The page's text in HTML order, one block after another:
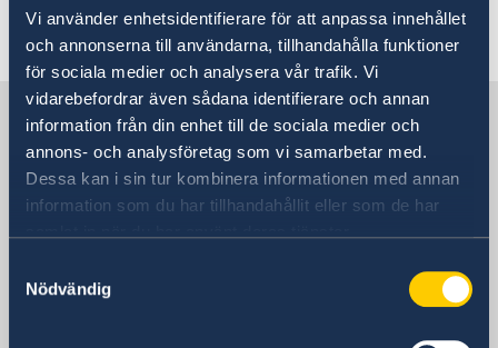
Vi använder enhetsidentifierare för att anpassa innehållet
och annonserna till användarna, tillhandahålla funktioner
för sociala medier och analysera vår trafik. Vi
vidarebefordrar även sådana identifierare och annan
information från din enhet till de sociala medier och
annons- och analysföretag som vi samarbetar med.
Dessa kan i sin tur kombinera informationen med annan
information som du har tillhandahållit eller som de har
Nödvändig
Ordinarie pass
Provisoriskt pass
Hjälp kring medborgarskap
Allmänna säkerhetsläget
Terrorism
Naturförhållanden och katastrofer
In- och utresebestämmelser
Hälso- och sjukvård
Lokala lagar och sedvänjor
Kriminalitet och personlig säkerhet
Trafiksäkerhet
Senast uppdaterad 25 maj 2026, 11.41
Sverige i Nicaragua
Sveriges ambassad